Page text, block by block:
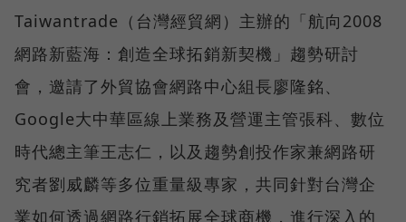
Taiwantrade（台灣經貿網）主辦的「航向2008
網路新藍海：創造全球拓銷新契機」趨勢研討
會，邀請了外貿協會網路中心組長廖隆銘、
Google大中華區線上業務及營運主管張科、數位
時代總主筆王志仁，以及趨勢創投作家兼網路研
究者劉威麟等多位重量級專家，共同針對台灣企
業如何透過網路行銷拓展全球商機，進行深入的